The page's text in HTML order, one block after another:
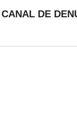
CANAL DE